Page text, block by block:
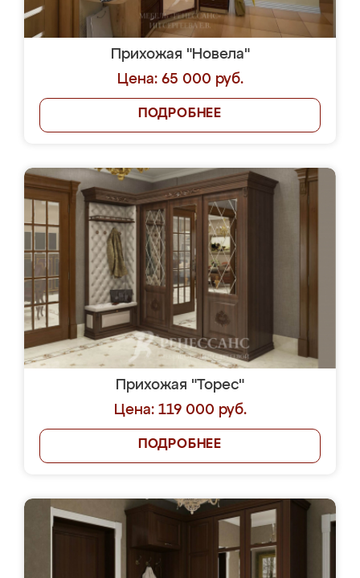
Прихожая "Новела"
Цена: 65 000 руб.
ПОДРОБНЕЕ
Прихожая "Торес"
Цена: 119 000 руб.
ПОДРОБНЕЕ